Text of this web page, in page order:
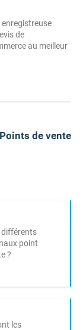
enregistreuse
de
au meilleur
de vente
différents
point
?
les